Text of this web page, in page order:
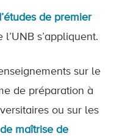
de premier
l’UNB s’appliquent.
sur le
de préparation à
ou sur les
maîtrise de